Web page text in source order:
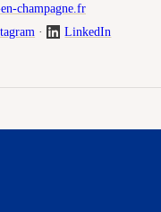
champagne.fr
· LinkedIn